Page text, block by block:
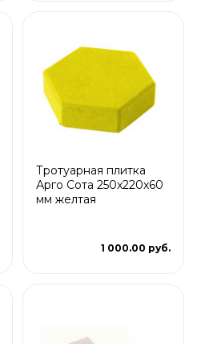
Тротуарная плитка
Арго Сота 250x220x60
мм желтая
1 000.00 руб.